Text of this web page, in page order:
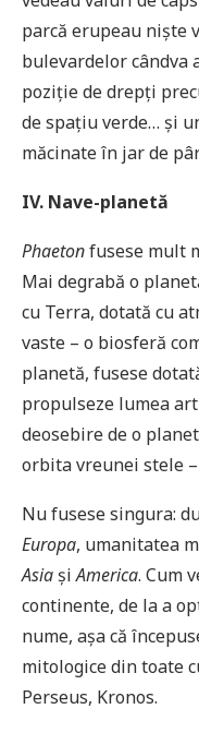
parcă erupeau niște
bulevardelor cândva
poziție de drepți
de spațiu verde… și
măcinate în jar de
IV. Nave-planetă
Phaetonfusese mult
Mai degrabă o
cu Terra, dotată cu
vaste – o biosferă
planetă, fusese
propulseze lumea
deosebire de o
orbita vreunei stele –
Nu fusese singura:
Europa, umanitatea
AsiașiAmerica. Cum
continente, de la a
nume, așa că
mitologice din toate
Perseus, Kronos.